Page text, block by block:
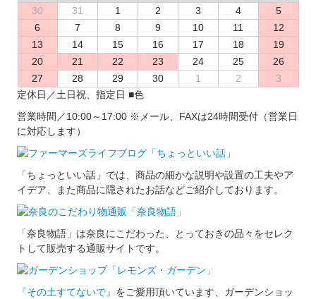
30
31 1 2 3 4
5
6
7 8 9 10 11
12
13
14 15 16 17 18
19
20
21 22 23 24 25
26
27
28 29 30 1 2
3
定休日／土日祝、指定日■色
営業時間／10:00～17:00 ※メール、FAXは24時間受付（営業日
に対応します）
「ちょっといい話」では、商品の細かな説明や設置の工夫やア
イデア、また商品に隠されたお話などご紹介しております。
「奈良物語」は奈良にこだわった、とっておきの品々をセレク
トして販売する通販サイトです。
『その土すてないで』 をご愛用頂いています、ガーデンショッ